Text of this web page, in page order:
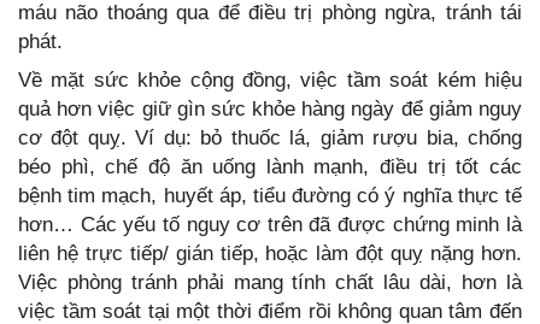
máu não thoáng qua để điều trị phòng ngừa, tránh tái
phát.
Về mặt sức khỏe cộng đồng, việc tầm soát kém hiệu
quả hơn việc giữ gìn sức khỏe hàng ngày để giảm nguy
cơ đột quỵ. Ví dụ: bỏ thuốc lá, giảm rượu bia, chống
béo phì, chế độ ăn uống lành mạnh, điều trị tốt các
bệnh tim mạch, huyết áp, tiểu đường có ‎ý nghĩa thực tế
hơn… Các yếu tố nguy cơ trên đã được chứng minh là
liên hệ trực tiếp/ gián tiếp, hoặc làm đột quỵ nặng hơn.
Việc phòng tránh phải mang tính chất lâu dài, hơn là
việc tầm soát tại một thời điểm rồi không quan tâm đến